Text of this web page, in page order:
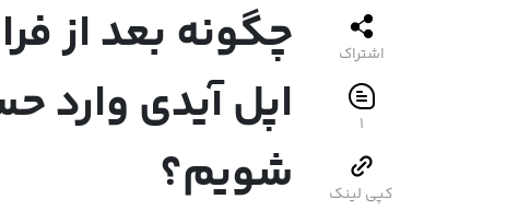
چگونه بعد از
اپل آیدی وارد
شویم؟
اشتراک
۱
کپی لینک